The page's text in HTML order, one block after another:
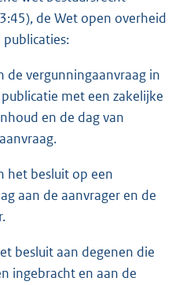
de Wet open overheid
de vergunningaanvraag in
met een zakelijke
en de dag van
het besluit op een
aan de aanvrager en de
besluit aan degenen die
ingebracht en aan de